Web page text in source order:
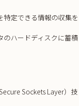
定できる情報の収集を
ハードディスクに蓄積
Sockets Layer）技